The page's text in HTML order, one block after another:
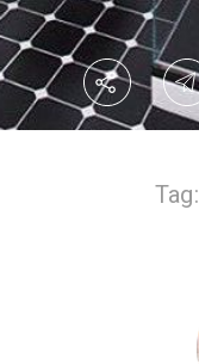
Tag: